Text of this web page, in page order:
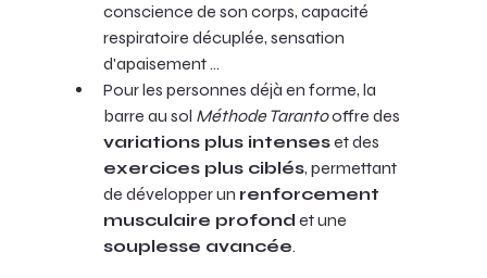
conscience de son corps, capacité
respiratoire décuplée, sensation
d'apaisement ...
Pour les personnes déjà en forme, la
barre au sol Méthode Taranto offre des
variations plus intenses et des
exercices plus ciblés, permettant
de développer un renforcement
musculaire profond et une
souplesse avancée.